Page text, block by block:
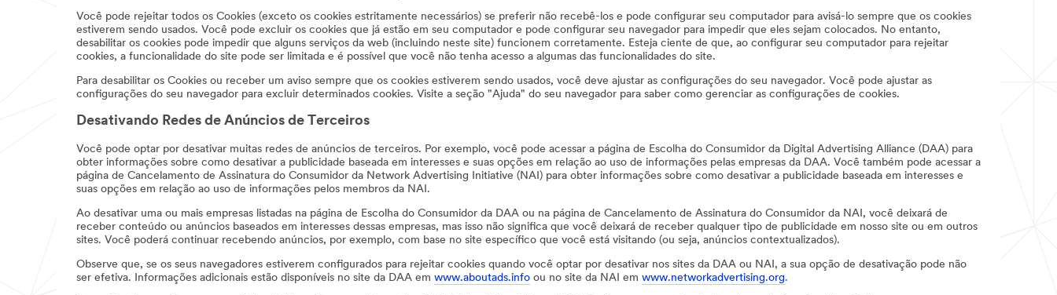
Você pode rejeitar todos os Cookies (exceto os cookies estritamente necessários) se preferir não recebê-los e pode configurar seu computador para avisá-lo sempre que os cookies
estiverem sendo usados. Você pode excluir os cookies que já estão em seu computador e pode configurar seu navegador para impedir que eles sejam colocados. No entanto,
desabilitar os cookies pode impedir que alguns serviços da web (incluindo neste site) funcionem corretamente. Esteja ciente de que, ao configurar seu computador para rejeitar
cookies, a funcionalidade do site pode ser limitada e é possível que você não tenha acesso a algumas das funcionalidades do site.
Para desabilitar os Cookies ou receber um aviso sempre que os cookies estiverem sendo usados, você deve ajustar as configurações do seu navegador. Você pode ajustar as
configurações do seu navegador para excluir determinados cookies. Visite a seção "Ajuda" do seu navegador para saber como gerenciar as configurações de cookies.
Desativando Redes de Anúncios de Terceiros
Você pode optar por desativar muitas redes de anúncios de terceiros. Por exemplo, você pode acessar a página de Escolha do Consumidor da Digital Advertising Alliance (DAA) para
obter informações sobre como desativar a publicidade baseada em interesses e suas opções em relação ao uso de informações pelas empresas da DAA. Você também pode acessar a
página de Cancelamento de Assinatura do Consumidor da Network Advertising Initiative (NAI) para obter informações sobre como desativar a publicidade baseada em interesses e
suas opções em relação ao uso de informações pelos membros da NAI.
Ao desativar uma ou mais empresas listadas na página de Escolha do Consumidor da DAA ou na página de Cancelamento de Assinatura do Consumidor da NAI, você deixará de
receber conteúdo ou anúncios baseados em interesses dessas empresas, mas isso não significa que você deixará de receber qualquer tipo de publicidade em nosso site ou em outros
sites. Você poderá continuar recebendo anúncios, por exemplo, com base no site específico que você está visitando (ou seja, anúncios contextualizados).
Observe que, se os seus navegadores estiverem configurados para rejeitar cookies quando você optar por desativar nos sites da DAA ou NAI, a sua opção de desativação pode não
ser efetiva. Informações adicionais estão disponíveis no site da DAA em www.aboutads.info ou no site da NAI em www.networkadvertising.org.